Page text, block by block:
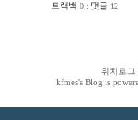
트랙백 0 : 댓글 12
위치로그
kfmes's Blog is